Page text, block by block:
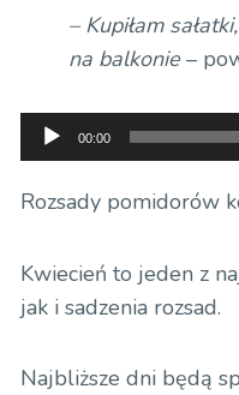
– Kupiłam
na balkonie–
Odtwarzacz
plików
dźwiękowych
00:00
Rozsady pomidorów
Kwiecień to jeden z
jak i sadzenia rozsad.
Najbliższe dni będą